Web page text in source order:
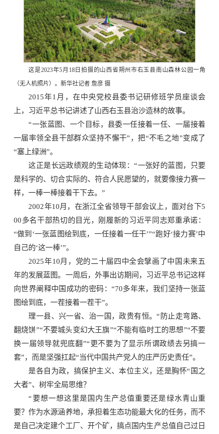
这是2023年5月18日拍摄的山西省朔州市右玉县南山森林公园一角
（无人机照片）。新华社记者 詹彦 摄
2015年1月，在中央党校县委书记研修班学员座谈会
上，习近平总书记讲述了山西右玉县治沙造林的故事。
“一张蓝图、一个目标，县委一任接着一任、一届接着
一届率领全县干部群众坚持不懈干”，把“不毛之地”变成了
“塞上绿洲”。
这正是长远政绩观的生动体现：“一张好的蓝图，只要
是科学的、切合实际的、符合人民愿望的，就要像接力赛一
样，一棒一棒接着干下去。”
2002年10月，在浙江全省领导干部会议上，面对台下5
00多名干部热切的目光，刚履新的习近平同志郑重承诺：
“做到‘一张蓝图绘到底，一任接着一任干’”“跑好‘接力赛’中
自己的‘这一棒’”。
2025年10月，党的二十届四中全会擘画了中国未来五
年的发展蓝图。一周后，外事出访期间，习近平总书记这样
向世界阐释中国成功的密码：“70多年来，我们坚持一张蓝
图绘到底，一茬接着一茬干”。
理一县、兴一省、治一国，政贵有恒。“防止走弯路、
翻烧饼”“不要城头变幻大王旗”“不能有临时工的思想”“不要
换一届领导就兜底翻”“更不要为了显示所谓政绩去另搞一
套”，而是坚强扛起“当代中国共产党人的庄严历史责任”。
是各自为政，搞保护主义、本位主义，还是胸怀“国之
大者”、树牢全局思维？
“要想一想这里是国内生产总值重要还是绿水青山重
要？作为水源涵养地，承担着生态功能最大化的任务，而不
是自己决定建个工厂、开个矿，搞点国内生产总值自己过日